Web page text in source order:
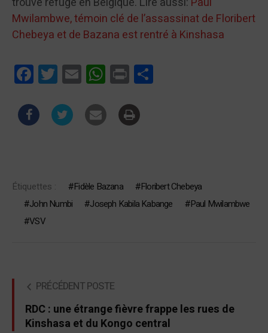
Mwilambwe, témoin clé de l’assassinat de Floribert
Chebeya et de Bazana est rentré à Kinshasa
FacebookTwitterEmail WhatsApp
Print
Étiquettes : Fidèle Bazana
Floribert Chebeya
John Numbi
Joseph Kabila Kabange
Paul Mwilambwe
VSV
PRÉCÉDENT POSTE
RDC : une étrange fièvre frappe les rues de
Kinshasa et du Kongo central